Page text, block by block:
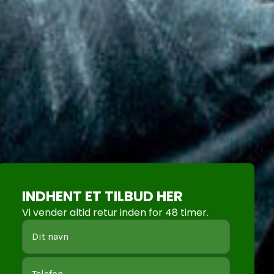
INDHENT ET TILBUD HER
Vi vender altid retur inden for 48 timer.